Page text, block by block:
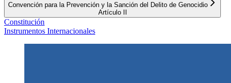
Convención para la Prevención y la Sanción del Delito de Genocidio
Artículo II
Constitución
Instrumentos Internacionales